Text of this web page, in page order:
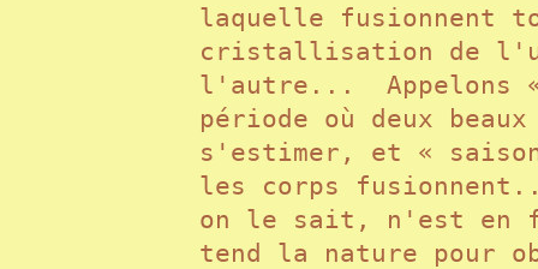
laquelle fusionnent
cristallisation de
l'autre... Appelons
période où deux
s'estimer, et «
les corps
on le sait, n'est en
tend la nature pour